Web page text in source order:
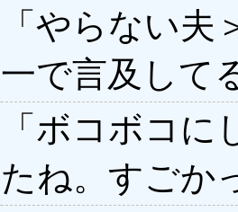
「やらない
一で言及して
「ボコボコ
たね。すごか